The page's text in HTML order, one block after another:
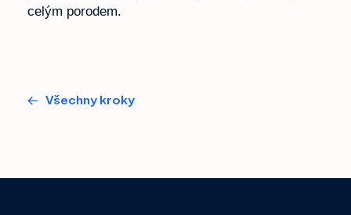
celým porodem.
← Všechny kroky